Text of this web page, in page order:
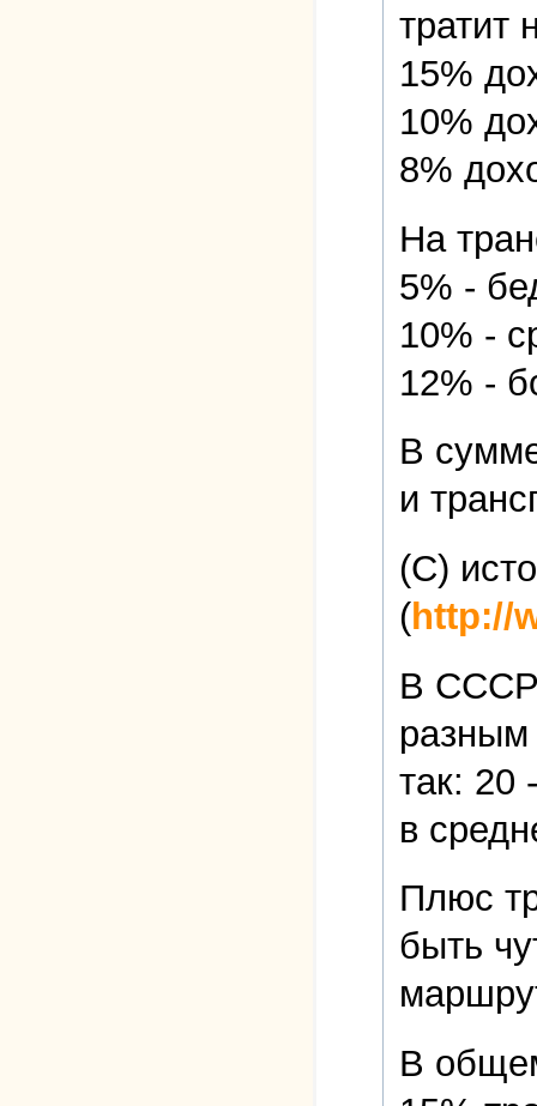
тратит
15%
10%
8%
На
5% -
10% -
12% -
В
и
(С)
(http://
В СССР
разным
так: 20
в
Плюс
быть
В